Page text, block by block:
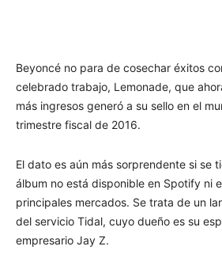
Beyoncé no para de cosechar éxitos
celebrado trabajo, Lemonade, que
más ingresos generó a su sello en el
trimestre fiscal de 2016.
El dato es aún más sorprendente si se
álbum no está disponible en Spotify ni
principales mercados. Se trata de un
del servicio Tidal, cuyo dueño es su
empresario Jay Z.